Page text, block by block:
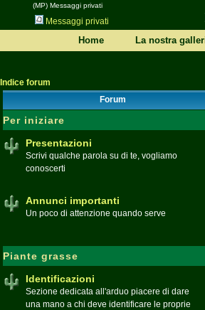
(MP) Messaggi privati
Messaggi privati
Home La nostra
Indice forum
Forum
Per iniziare
Presentazioni
Scrivi qualche parola su di te, vogliamo
conoscerti
Annunci importanti
Un poco di attenzione quando serve
Piante grasse
Identificazioni
Sezione dedicata all'arduo piacere di dare
una mano a chi deve identificare le proprie